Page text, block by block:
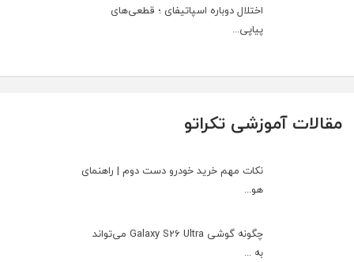
اختلال دوباره اسپاتیفای ؛ قطعی‌های
پیاپی...
مقالات آموزشی تکراتو
نکات مهم خرید خودرو دست دوم | راهنمای
هو...
چگونه گوشی Galaxy S26 Ultra می‌تواند
به ...